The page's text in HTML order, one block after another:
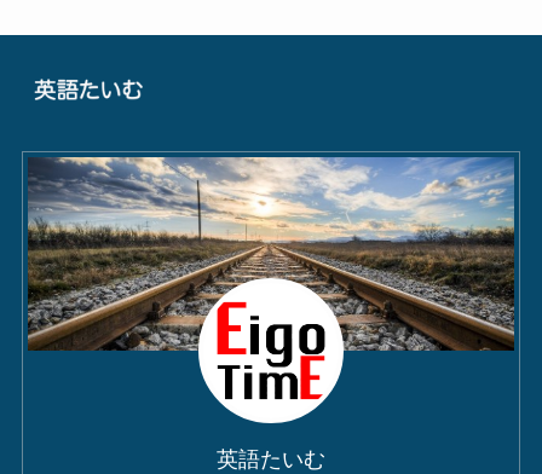
英語たいむ